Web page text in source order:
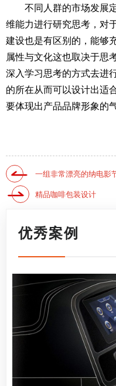
不同人群的市场发展
维能力进行研究思考，对
建设也是有区别的，能够
属性与文化这也取决于思
深入学习思考的方式去进
的所在从而可以设计出适
要体现出产品品牌形象的
一组非常漂亮的纳电影
精品咖啡包装设计
优秀案例